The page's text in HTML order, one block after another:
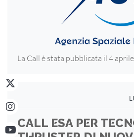
La Call è stata pubblicata il 4
CALL ESA PER